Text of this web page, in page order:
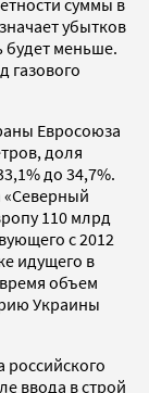
убытков
будет меньше.
газового
Евросоюза
доля
до 34,7%.
«Северный
110 млрд
с 2012
идущего в
объем
Украины
российского
ввода в строй